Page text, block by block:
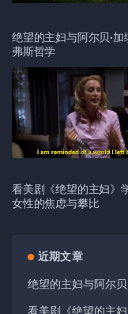
绝望的主妇与阿尔贝·加
弗斯哲学
看美剧《绝望的主妇》
女性的焦虑与攀比
近期文章
绝望的主妇与阿尔
看美剧《绝望的主